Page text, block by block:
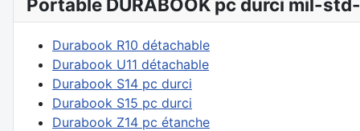
Portable DURABOOK pc durci mil-
Durabook R10 détachable
Durabook U11 détachable
Durabook S14 pc durci
Durabook S15 pc durci
Durabook Z14 pc étanche